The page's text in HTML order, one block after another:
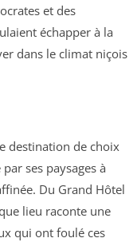
et des
échapper à la
dans le climat niçois
destination de choix
ses paysages à
Du Grand Hôtel
lieu raconte une
qui ont foulé ces